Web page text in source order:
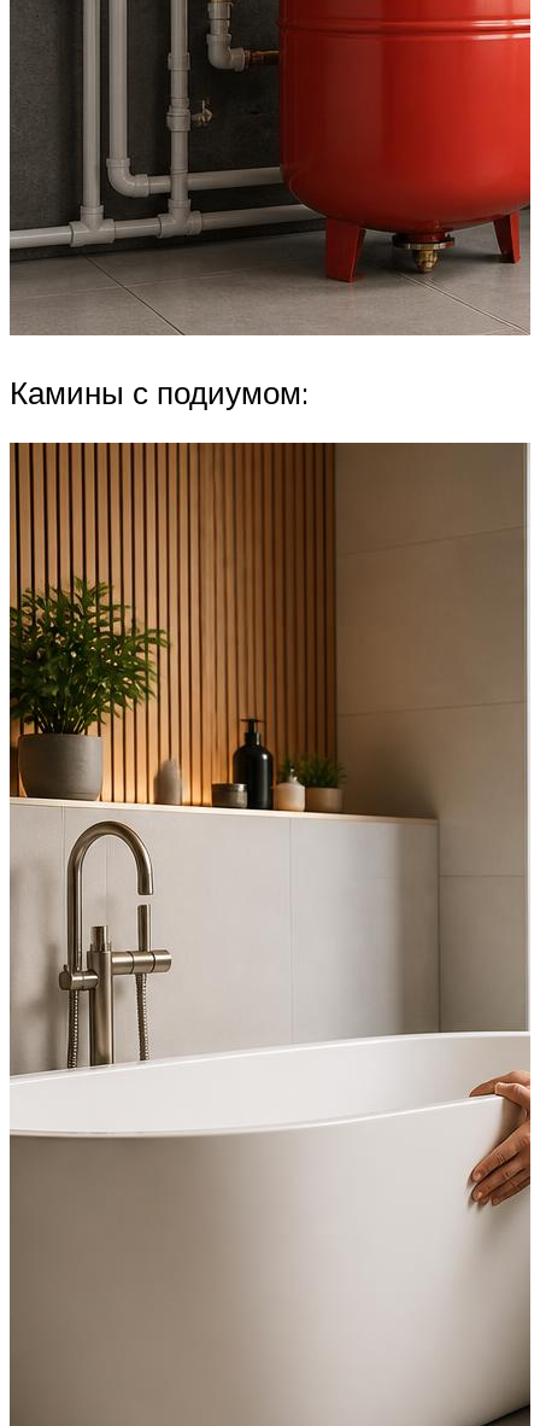
Камины с подиумом: